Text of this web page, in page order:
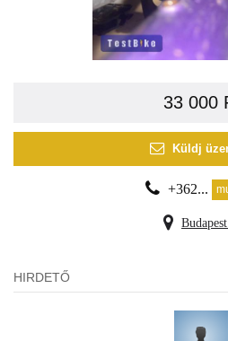
33 000
Küldj
+362...
Budapest
HIRDETŐ